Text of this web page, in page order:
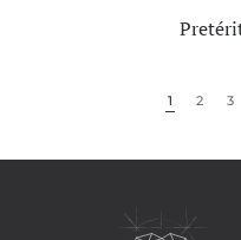
1 2 3